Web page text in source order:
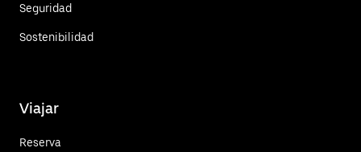
Seguridad
Sostenibilidad
Viajar
Reserva